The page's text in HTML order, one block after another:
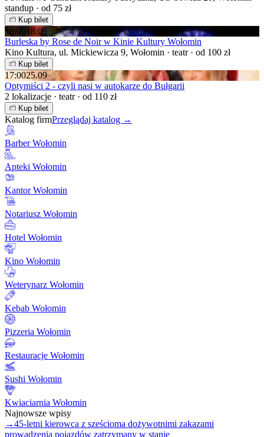
standup · od 75 zł
Kup bilet
19:00 18.09
Burleska by Rose de Noir w Kinie Kultury Wołomin
Kino Kultura, ul. Mickiewicza 9, Wołomin · teatr · od 100 zł
Kup bilet
17:0025.09
Optymiści 2 - czyli nasi w autokarze do Bułgarii
2 lokalizacje · teatr · od 110 zł
Kup bilet
Katalog firmPrzeglądaj katalog →
Barber Wołomin
Apteki Wołomin
Kantor Wołomin
Notariusz Wołomin
Hotel Wołomin
Kino Wołomin
Weterynarz Wołomin
Kebab Wołomin
Pizzeria Wołomin
Restauracje Wołomin
Sushi Wołomin
Kwiaciarnia Wołomin
Najnowsze wpisy
→45-letni kierowca z sześcioma dożywotnimi zakazami
prowadzenia pojazdów zatrzymany w stanie